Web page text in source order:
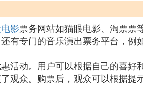
影票务网站如猫眼电影、淘票票
专门的音乐演出票务平台，例
活动。用户可以根据自己的喜
众。购票后，观众可以根据提